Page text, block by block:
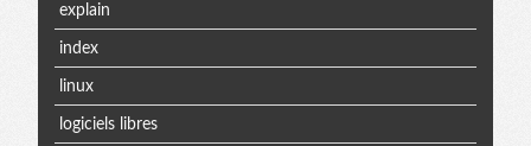
explain
index
linux
logiciels libres